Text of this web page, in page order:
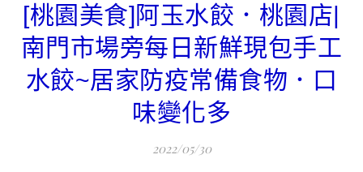
[桃園美食]阿玉水餃．桃園店|
南門市場旁每日新鮮現包手工
水餃~居家防疫常備食物．口
味變化多
2022/05/30